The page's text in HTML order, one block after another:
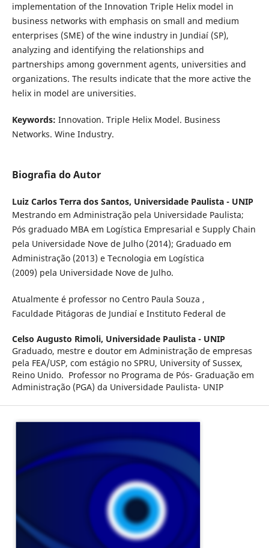
implementation of the Innovation Triple Helix model in
business networks with emphasis on small and medium
enterprises (SME) of the wine industry in Jundiaí (SP),
analyzing and identifying the relationships and
partnerships among government agents, universities and
organizations. The results indicate that the more active the
helix in model are universities.
Keywords: Innovation. Triple Helix Model. Business
Networks. Wine Industry.
Biografia do Autor
Luiz Carlos Terra dos Santos, Universidade Paulista - UNIP
Mestrando em Administração pela Universidade Paulista;
Pós graduado MBA em Logística Empresarial e Supply Chain
pela Universidade Nove de Julho (2014); Graduado em
Administração (2013) e Tecnologia em Logística
(2009) pela Universidade Nove de Julho.
Atualmente é professor no Centro Paula Souza ,
Faculdade Pitágoras de Jundiaí e Instituto Federal de
Celso Augusto Rimoli, Universidade Paulista - UNIP
Graduado, mestre e doutor em Administração de empresas
pela FEA/USP, com estágio no SPRU, University of Sussex,
Reino Unido. Professor no Programa de Pós- Graduação em
Administração (PGA) da Universidade Paulista- UNIP